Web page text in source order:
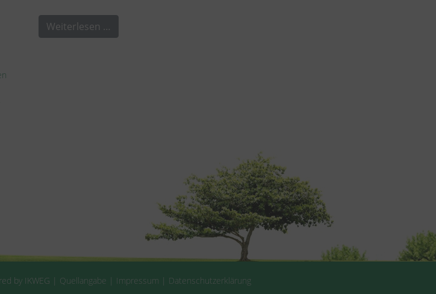
Weiterlesen …
by IKWEG | Quellangabe | Impressum | Datenschutzerklärung